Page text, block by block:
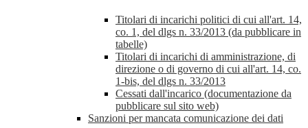
Titolari di incarichi politici di cui all'art. 14,
co. 1, del dlgs n. 33/2013 (da pubblicare in
tabelle)
Titolari di incarichi di amministrazione, di
direzione o di governo di cui all'art. 14, co.
1-bis, del dlgs n. 33/2013
Cessati dall'incarico (documentazione da
pubblicare sul sito web)
Sanzioni per mancata comunicazione dei dati